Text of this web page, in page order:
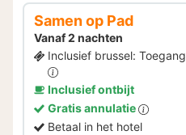
Samen op Pad
Vanaf 2 nachten
Inclusief brussel:
Inclusief ontbijt
Gratis annulatie
Betaal in het hotel